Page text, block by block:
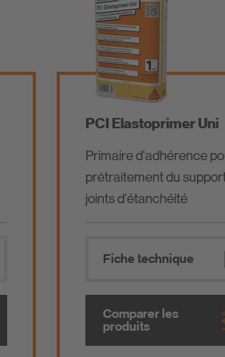
PCI Elastoprimer Uni
Primaire d'adhérence
prétraitement du
joints d'étanchéité
Fiche technique
Comparer les
produits